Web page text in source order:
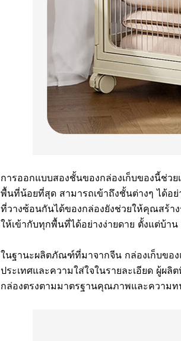
การออกแบบสองชั้นของกล่องเก็บของนี้ช่
พื้นที่น้อยที่สุด สามารถเข้าถึงชั้นต่างๆ ได้อ
ที่วางซ้อนกันได้ของกล่องยังช่วยให้คุณสร้า
ให้เข้ากับทุกพื้นที่ได้อย่างง่ายดาย ตั้งแต่บ้า
ในฐานะผลิตภัณฑ์ที่มาจากจีน กล่องเก็บขอ
ประเทศและความใส่ใจในรายละเอียด ผู้
กล่องตรงตามมาตรฐานคุณภาพและความ